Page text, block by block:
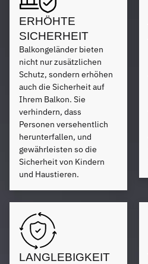
ERHÖHTE
SICHERHEIT
Balkongeländer bieten
nicht nur zusätzlichen
Schutz, sondern erhöhen
auch die Sicherheit auf
Ihrem Balkon. Sie
verhindern, dass
Personen versehentlich
herunterfallen, und
gewährleisten so die
Sicherheit von Kindern
und Haustieren.
LANGLEBIGKEIT